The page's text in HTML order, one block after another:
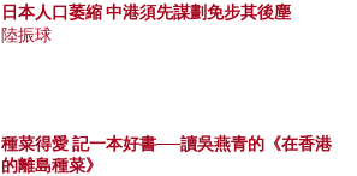
日本人口萎縮 中港須先謀劃免步其後塵
陸振球
種菜得愛 記一本好書──讀吳燕青的《在香港
的離島種菜》